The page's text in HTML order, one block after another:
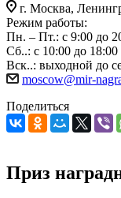
г. Москва,
Режим работы:
Пн. – Пт.: с 9:00 до
Сб..: с 10:00 до 18:00
Вск..: выходной до
moscow@mir-
Поделиться
Приз